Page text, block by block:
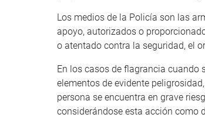
Los medios de la Policía son las
apoyo, autorizados o
o atentado contra la seguridad, el
En los casos de flagrancia cuando
elementos de evidente
persona se encuentra en grave
considerándose esta acción como